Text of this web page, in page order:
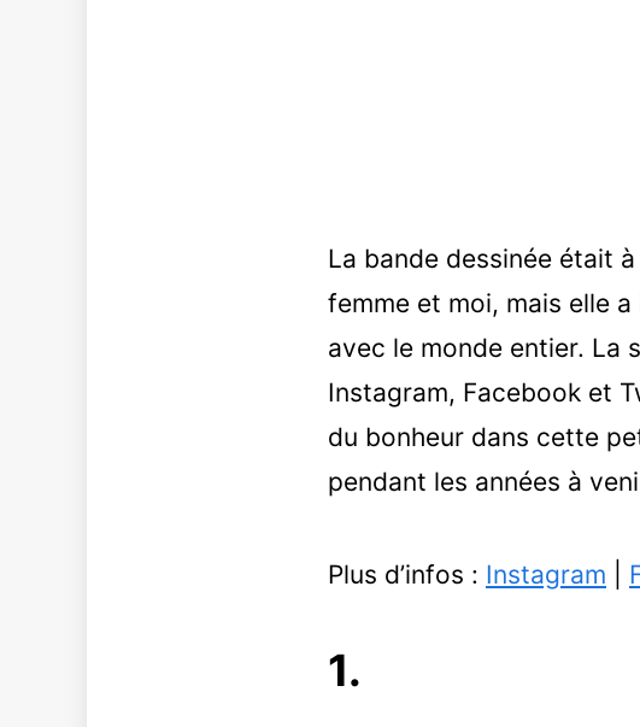
La bande dessinée était
femme et moi, mais elle
avec le monde entier. La
Instagram, Facebook et
du bonheur dans cette
pendant les années à
Plus d’infos : Instagram
1.